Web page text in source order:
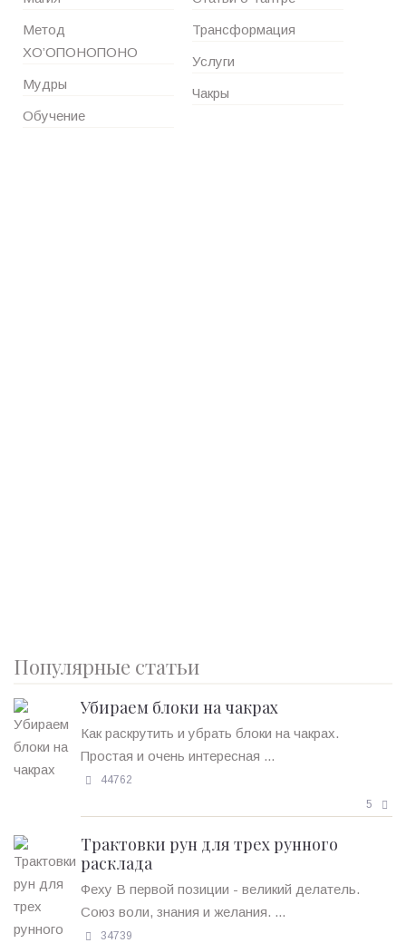
Метод
ХО’ОПОНОПОНО
Мудры
Обучение
Трансформация
Услуги
Чакры
Популярные статьи
Убираем блоки на чакрах
Как раскрутить и убрать блоки на чакрах.
Простая и очень интересная ...
44762
5
Трактовки рун для трех рунного
расклада
Феху В первой позиции - великий делатель.
Союз воли, знания и желания. ...
34739